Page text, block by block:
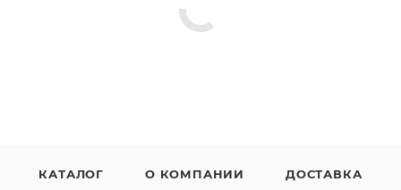
КАТАЛОГ О КОМПАНИИ ДОСТАВКА